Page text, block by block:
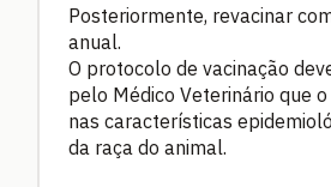
Posteriormente, revacinar
anual.
O protocolo de vacinação
pelo Médico Veterinário que
nas características
da raça do animal.